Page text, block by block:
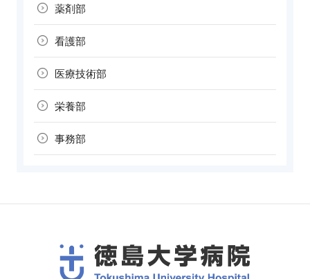
薬剤部
看護部
医療技術部
栄養部
事務部